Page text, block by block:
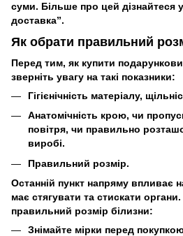
суми. Більше про цей дізнайтеся у
доставка”.
Як обрати правильний
Перед тим, як купити
зверніть увагу на такі показники:
Гігієнічність матеріалу,
Анатомічність крою, чи
повітря, чи правильно
виробі.
Правильний розмір.
Останній пункт напряму впливає
має стягувати та стискати
правильний розмір білизни:
Знімайте мірки перед